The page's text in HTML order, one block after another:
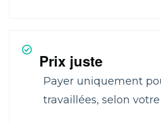
Prix juste
Payer uniquement
travaillées, selon